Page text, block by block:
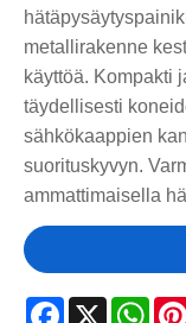
metallirakenne
käyttöä. Kompakti
täydellisesti
sähkökaappien
suorituskyvyn.
ammattimaisella
Facebook
X